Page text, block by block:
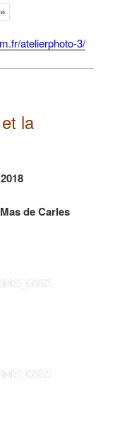
»
atelierphoto-3/
la
de Carles